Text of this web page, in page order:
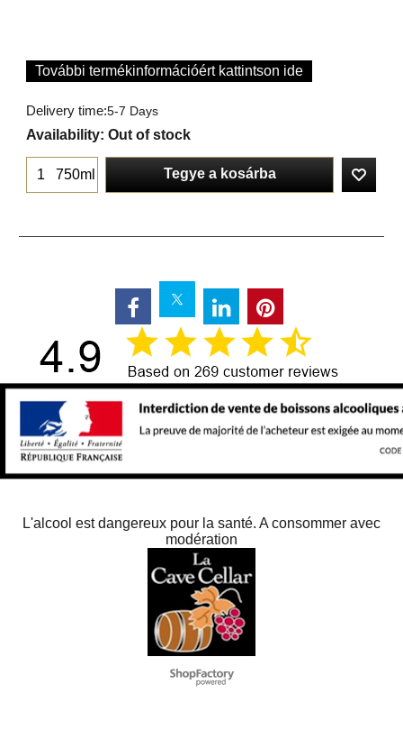
További termékinformációért kattintson ide
Delivery time:5-7 Days
Availability: Out of stock
750ml Tegye a kosárba
L'alcool est dangereux pour la santé. A consommer avec
modération
To create online store
ShopFactory eCommerce